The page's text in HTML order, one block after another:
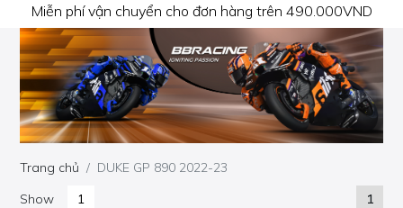
Miễn phí vận chuyển cho đơn hàng trên 490.000VND
Trang chủ
DUKE GP 890 2022-23
Show
1